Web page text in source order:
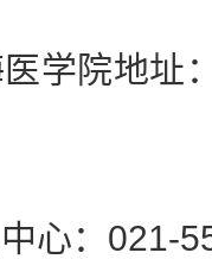
院地址
：021-